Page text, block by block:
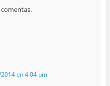
en 4:04 pm